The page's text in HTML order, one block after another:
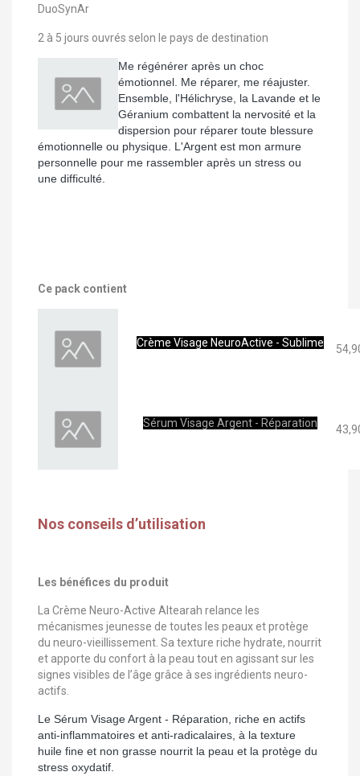
DuoSynAr
2 à 5 jours ouvrés selon le pays de destination
Me régénérer après un choc
émotionnel. Me réparer, me réajuster.
Ensemble, l'Hélichryse, la Lavande et le
Géranium combattent la nervosité et la
dispersion pour réparer toute blessure
émotionnelle ou physique. L'Argent est mon armure
personnelle pour me rassembler après un stress ou
une difficulté.
Ce pack contient
Crème Visage NeuroActive - Sublime
Sérum Visage Argent - Réparation
Nos conseils d’utilisation
Les bénéfices du produit
La Crème Neuro-Active Altearah relance les
mécanismes jeunesse de toutes les peaux et protège
du neuro-vieillissement. Sa texture riche hydrate, nourrit
et apporte du confort à la peau tout en agissant sur les
signes visibles de l’âge grâce à ses ingrédients neuro-
actifs.
Le Sérum Visage Argent - Réparation, riche en actifs
anti-inflammatoires et anti-radicalaires, à la texture
huile fine et non grasse nourrit la peau et la protège du
stress oxydatif.